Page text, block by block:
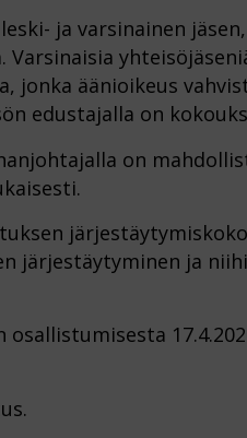
ja varsinainen
jonka äänioikeus
edustajalla on
on
järjestäytyminen ja